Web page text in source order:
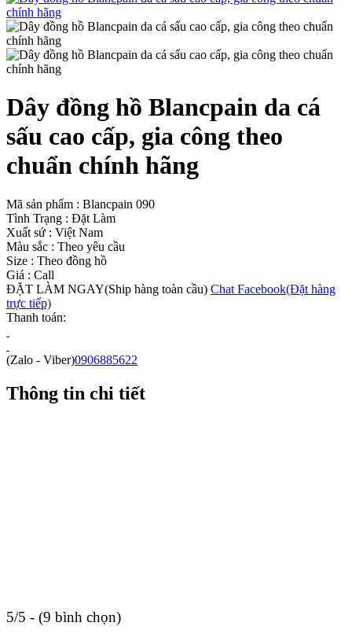
Dây đồng hồ Blancpain da cá
sấu cao cấp, gia công theo
chuẩn chính hãng
Mã sản phẩm : Blancpain 090
Tình Trạng : Đặt Làm
Xuất sứ : Việt Nam
Màu sắc : Theo yêu cầu
Size : Theo đồng hồ
Giá : Call
ĐẶT LÀM NGAY(Ship hàng toàn cầu) Chat Facebook(Đặt hàng
trực tiếp)
Thanh toán:
(Zalo - Viber)0906885622
Thông tin chi tiết
5/5 - (9 bình chọn)